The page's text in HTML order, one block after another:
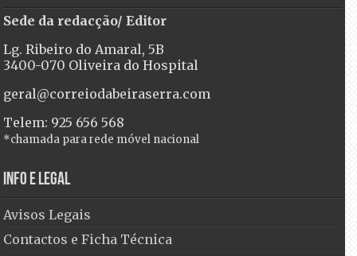
Sede da redacção/ Editor
Lg. Ribeiro do Amaral, 5B
3400-070 Oliveira do Hospital
geral@correiodabeiraserra.com
Telem: 925 656 568
*chamada para rede móvel nacional
Info e Legal
Avisos Legais
Contactos e Ficha Técnica